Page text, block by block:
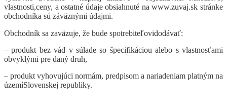
vlastnosti,ceny, a ostatné údaje obsiahnuté na www.zuvaj.sk stránke
obchodníka sú záväznými údajmi.
Obchodník sa zaväzuje, že bude spotrebiteľovidodávať:
– produkt bez vád v súlade so špecifikáciou alebo s vlastnosťami
obvyklými pre daný druh,
– produkt vyhovujúci normám, predpisom a nariadeniam platným na
územíSlovenskej republiky.